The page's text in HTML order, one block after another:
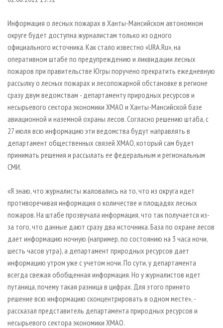
ДЕРЕВЯННОЕ ДОМОСТРОЕНИЕ
ПРОИЗВОДСТВО МЕБЕЛИ
БИОЭНЕРГЕТИКА
ЦБП
ИНСТРУМЕНТ И МАТЕРИАЛЫ
ОФИЦИАЛЬНЫЕ ДЕЛЕГАЦИИ
ПРИОРИТЕТНЫЕ ИНВЕСТПРОЕКТЫ
RUSSIAN FORESTRY REVIEW
ГАЗЕТА ЛЕСПРОМФОРУМ
БИБЛИОТЕКА СПЕЦИАЛИСТА
Информация о лесных пожарах в Ханты-Мансийском автономном
округе будет доступна журналистам только из одного
официального источника. Как стало известно «URA.Ru», на
оперативном штабе по предупреждению и ликвидации лесных
пожаров при правительстве Югры поручено прекратить ежедневную
рассылку о лесных пожарах и лесопожарной обстановке в регионе
сразу двум ведомствам - департаменту природных ресурсов и
несырьевого сектора экономики ХМАО и Ханты-Мансийской базе
авиационной и наземной охраны лесов. Согласно решению штаба, с
27 июля всю информацию эти ведомства будут направлять в
департамент общественных связей ХМАО, который сам будет
принимать решения и рассылать ее федеральным и региональным
СМИ.
«Я знаю, что журналисты жаловались на то, что из округа идет
противоречивая информация о количестве и площадях лесных
пожаров. На штабе прозвучала информация, что так получается из-
за того, что данные дают сразу два источника. База по охране лесов
дает информацию ночную (например, по состоянию на 3 часа ночи,
шесть часов утра), а департамент природных ресурсов дает
информацию утром уже с учетом ночи. По сути, у департамента
всегда свежая обобщенная информация. Но у журналистов идет
путаница, почему такая разница в цифрах. Для этого принято
решение всю информацию сконцентрировать в одном месте», -
рассказал представитель департамента природных ресурсов и
несырьевого сектора экономики ХМАО.